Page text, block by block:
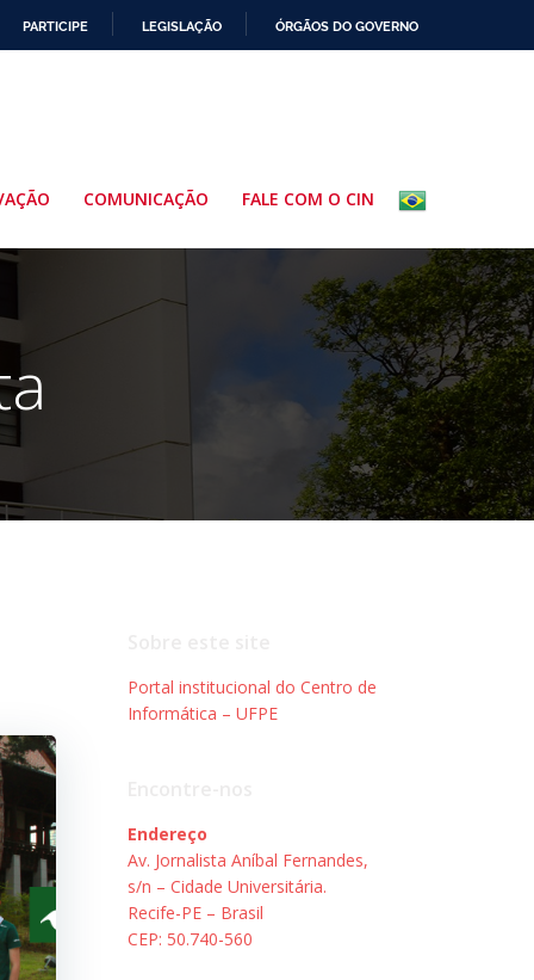
PARTICIPE LEGISLAÇÃO ÓRGÃOS DO GOVERNO
COMUNICAÇÃO FALE COM O CIN
Portal institucional do Centro de
Informática – UFPE
Endereço
Av. Jornalista Aníbal Fernandes,
s/n – Cidade Universitária.
Recife-PE – Brasil
CEP: 50.740-560